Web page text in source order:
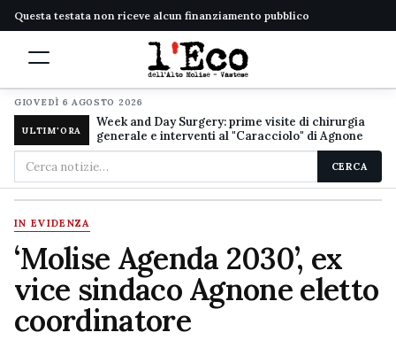
Questa testata non riceve alcun finanziamento pubblico
GIOVEDÌ 6 AGOSTO 2026
ULTIM'ORA
Week and Day Surgery: prime visite di chirurgia
generale e interventi al "Caracciolo" di Agnone
Cerca
nel
sito
CERCA
IN EVIDENZA
‘Molise Agenda 2030’, ex
vice sindaco Agnone eletto
coordinatore